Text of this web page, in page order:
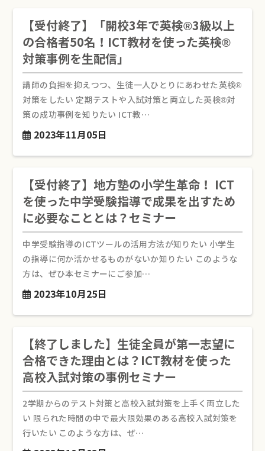
【受付終了】「開校3年で英検®3級以上
の合格者50名！ICT教材を使った英検®
対策事例を生配信」
講師の負担を抑えつつ、生徒一人ひとりにあわせた英検®
対策をしたい 定期テストや入試対策と両立した英検®対
策の成功事例を知りたい ICT教…
2023年11月05日
【受付終了】地方塾の小学生革命！ ICT
を使った中学受験指導で成果を出すため
に必要なこととは？セミナー
中学受験指導のICTツールの活用方法が知りたい 小学生
の指導に何か活かせるものがないか知りたい このような
方は、ぜひ本セミナーにご参加…
2023年10月25日
【終了しました】生徒全員が第一志望に
合格できた理由とは？ICT教材を使った
高校入試対策の事例セミナー
2学期からのテスト対策と高校入試対策を上手く両立した
い 限られた時間の中で最大限効果のある高校入試対策を
行いたい このような方は、ぜ…